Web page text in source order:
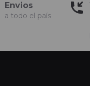
Envios
a todo el país